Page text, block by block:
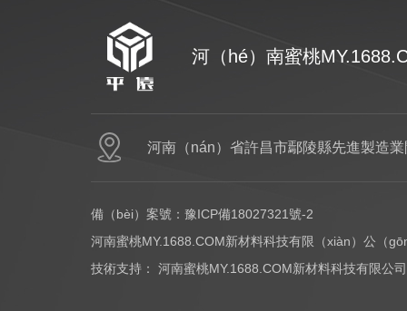
河（hé）南蜜桃
河南（nán）省許昌市鄢陵縣先進製造
備（bèi）案號： 豫ICP備18027321號-2
河南蜜桃MY.1688.COM新材料科技有限（xiàn）公（
技術支持： 河南蜜桃MY.1688.COM新材料科技有限公司